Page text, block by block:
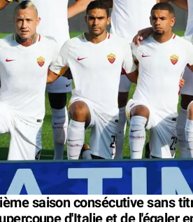
saison consécutive sans
d'Italie et de l'égaler